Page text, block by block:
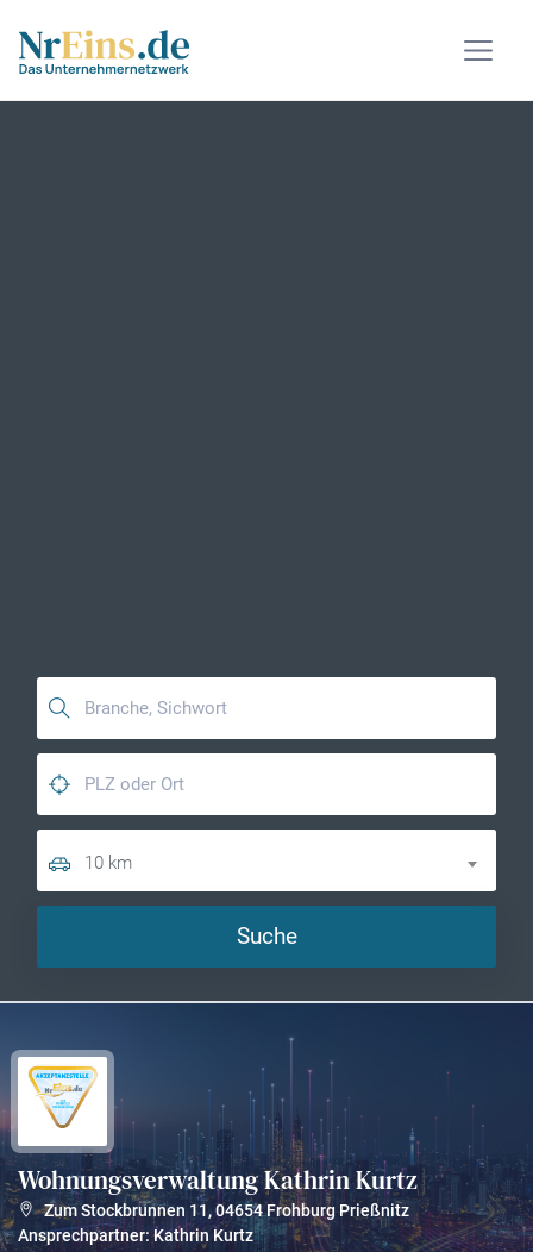
10 km
Suche
Wohnungsverwaltung Kathrin Kurtz ?
Zum Stockbrunnen 11,04654 Frohburg Prießnitz
Ansprechpartner: Kathrin Kurtz